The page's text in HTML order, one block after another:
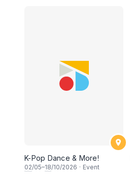
K-Pop Dance & More!
02/05–18/10/2026 · Event